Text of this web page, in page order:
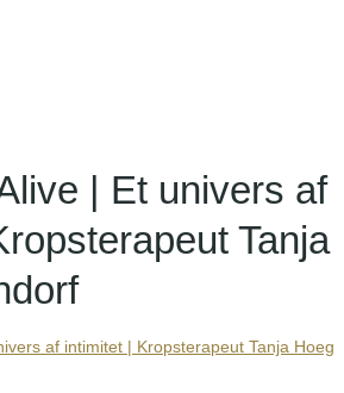
| Et univers af
Tanja